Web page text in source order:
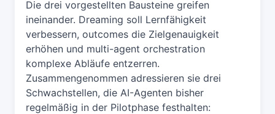
Die drei vorgestellten Bausteine greifen
ineinander. Dreaming soll Lernfähigkeit
verbessern, outcomes die Zielgenauigkeit
erhöhen und multi-agent orchestration
komplexe Abläufe entzerren.
Zusammengenommen adressieren sie drei
Schwachstellen, die AI-Agenten bisher
regelmäßig in der Pilotphase festhalten: